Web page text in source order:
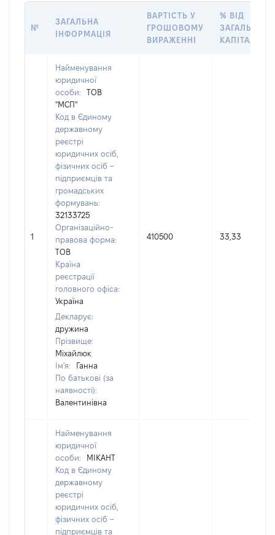
№
ЗАГАЛЬНА
ІНФОРМАЦІЯ
ВАРТІСТЬ У
ГРОШОВОМУ
ВИРАЖЕННІ
% ВІД
КАПІТАЛУ
1
Найменування
юридичної
особи:
ТОВ
"МСП"
Код в Єдиному
державному
реєстрі
юридичних осіб,
фізичних осіб –
підприємців та
громадських
формувань:
32133725
Організаційно-
правова форма:
ТОВ
Країна
реєстрації
головного офіса:
Україна
Декларує:
дружина
Прізвище:
Міхайлюк
Ім'я:
Ганна
По батькові (за
наявності):
Валентинівна
410500 33,33
Найменування
юридичної
особи:
МІКАНТ
Код в Єдиному
державному
реєстрі
юридичних осіб,
фізичних осіб –
підприємців та